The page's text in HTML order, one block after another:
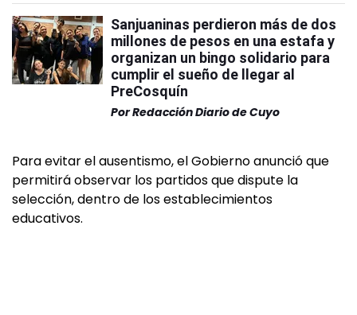
Sanjuaninas perdieron más de dos
millones de pesos en una estafa y
organizan un bingo solidario para
cumplir el sueño de llegar al
PreCosquín
PorRedacción Diario de Cuyo
Para evitar el ausentismo, el Gobierno anunció que
permitirá observar los partidos que dispute la
selección, dentro de los establecimientos
educativos.